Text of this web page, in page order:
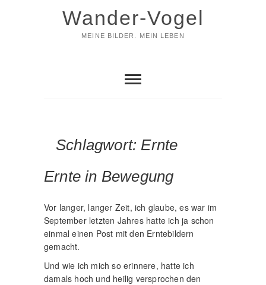
Wander-Vogel
MEINE BILDER. MEIN LEBEN
Schlagwort: Ernte
Ernte in Bewegung
Vor langer, langer Zeit, ich glaube, es war im
September letzten Jahres hatte ich ja schon
einmal einen Post mit den Erntebildern
gemacht.
Und wie ich mich so erinnere, hatte ich
damals hoch und heilig versprochen den